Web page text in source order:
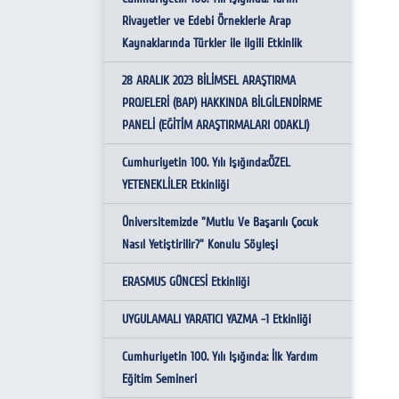
İletişim ve Bilişim Komisyonu
Eğitim ve Etik Komisyonu
Fakülte İntibak Komisyonu
Kalite Komisyonu
Kısa Süreli Yurtiçi-Yurtdışı
Görevlendirmelerde İstenen Belgeler
Öğr. Üyesi Ek Ders İstem ve Ders Yükü
Formu
Yurtdışı Geçici Görev Yolluğu Formu
Yurtiçi Sürekli Görev Yolluğu Formu (Nakil
Arş. Gör. İçin)
Yurtiçi-Yurtdışı Görev Dönüşü İbraz
Edilmesi Gereken Belgeler
Yurtiçi-Yurtdışı Görevlendirme
Yönergesinin 6. Maddesi Gereği Bilgi
Formu
Pasaport Talep Formları- Pasaport
Rivayetler ve Edebi Örneklerle Arap
Kaynaklarında Türkler ile ilgili Etkinlik
28 ARALIK 2023 BİLİMSEL ARAŞTIRMA
PROJELERİ (BAP) HAKKINDA BİLGİLENDİRME
PANELİ (EĞİTİM ARAŞTIRMALARI ODAKLI)
Cumhuriyetin 100. Yılı Işığında:ÖZEL
YETENEKLİLER Etkinliği
Üniversitemizde "Mutlu Ve Başarılı Çocuk
Nasıl Yetiştirilir?" Konulu Söyleşi
ERASMUS GÜNCESİ Etkinliği
UYGULAMALI YARATICI YAZMA -1 Etkinliği
Cumhuriyetin 100. Yılı Işığında: İlk Yardım
Eğitim Semineri